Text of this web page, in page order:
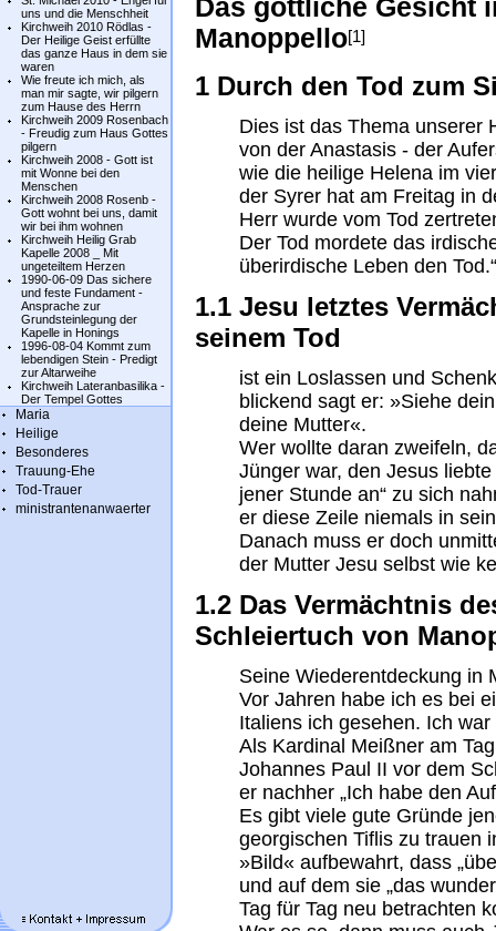
uns und die Menschheit
Kirchweih 2010 Rödlas -
Der Heilige Geist erfüllte
das ganze Haus in dem sie
waren
Wie freute ich mich, als
man mir sagte, wir pilgern
zum Hause des Herrn
Kirchweih 2009 Rosenbach
- Freudig zum Haus Gottes
pilgern
Kirchweih 2008 - Gott ist
mit Wonne bei den
Menschen
Kirchweih 2008 Rosenb -
Gott wohnt bei uns, damit
wir bei ihm wohnen
Kirchweih Heilig Grab
Kapelle 2008 _ Mit
ungeteiltem Herzen
1990-06-09 Das sichere
und feste Fundament -
Ansprache zur
Grundsteinlegung der
Kapelle in Honings
1996-08-04 Kommt zum
lebendigen Stein - Predigt
zur Altarweihe
Kirchweih Lateranbasilika -
Der Tempel Gottes
Maria
Heilige
Besonderes
Trauung-Ehe
Tod-Trauer
ministrantenanwaerter
Das göttliche Gesicht
Manoppello[1]
1 Durch den Tod zum
Dies ist das Thema unserer
von der Anastasis - der
wie die heilige Helena im
der Syrer hat am Freitag in
Herr wurde vom Tod
Der Tod mordete das
überirdische Leben den Tod.“
1.1 Jesu letztes
seinem Tod
ist ein Loslassen und
blickend sagt er: »Siehe
deine Mutter«.
Wer wollte daran zweifeln,
Jünger war, den Jesus
jener Stunde an“ zu sich
er diese Zeile niemals in
Danach muss er doch
der Mutter Jesu selbst wie
1.2 Das Vermächtnis
Schleiertuch von
Seine Wiederentdeckung in
Vor Jahren habe ich es bei
Italiens ich gesehen. Ich
Als Kardinal Meißner am
Johannes Paul II vor dem
er nachher „Ich habe den
Es gibt viele gute Gründe
georgischen Tiflis zu trauen
»Bild« aufbewahrt, dass
und auf dem sie „das
Tag für Tag neu betrachten